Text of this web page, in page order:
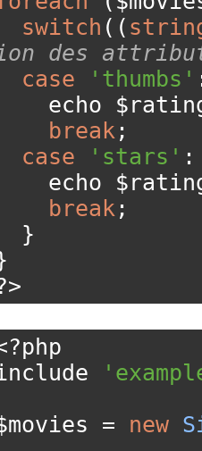
switch ((
des
case
'thumbs'
echo
break;
case
'stars' :
echo
break;
}
php
= new